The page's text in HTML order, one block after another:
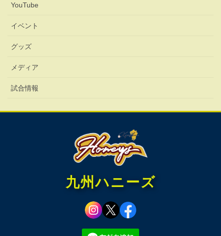
YouTube
イベント
グッズ
メディア
試合情報
九州ハニーズ